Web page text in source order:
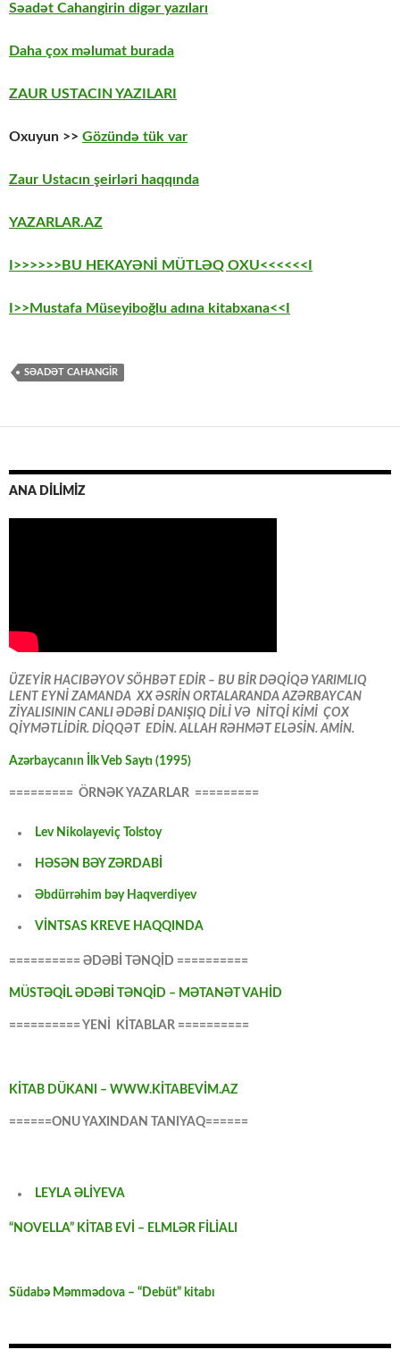
Səadət Cahangirin digər yazıları
Daha çox məlumat burada
ZAUR USTACIN YAZILARI
Oxuyun >> Gözündə tük var
Zaur Ustacın şeirləri haqqında
YAZARLAR.AZ
I>>>>>>BU HEKAYƏNİ MÜTLƏQ OXU<<<<<<I
I>>Mustafa Müseyiboğlu adına kitabxana<<I
SƏADƏT CAHANGIR
ANA DİLİMİZ
ÜZEYİR HACIBƏYOV SÖHBƏT EDİR – BU BİR DƏQİQƏ YARIMLIQ
LENT EYNİ ZAMANDA XX ƏSRİN ORTALARANDA AZƏRBAYCAN
ZİYALISININ CANLI ƏDƏBİ DANIŞIQ DİLİ VƏ NİTQİ KİMİ ÇOX
QİYMƏTLİDİR. DİQQƏT EDİN. ALLAH RƏHMƏT ELƏSİN. AMİN.
Azərbaycanın İlk Veb Saytı (1995)
========= ÖRNƏK YAZARLAR =========
Lev Nikolayeviç Tolstoy
HƏSƏN BƏY ZƏRDABİ
Əbdürrəhim bəy Haqverdiyev
VİNTSAS KREVE HAQQINDA
========== ƏDƏBİ TƏNQİD ==========
MÜSTƏQİL ƏDƏBİ TƏNQİD – MƏTANƏT VAHİD
========== YENİ KİTABLAR ==========
KİTAB DÜKANI – WWW.KİTABEVİM.AZ
======ONU YAXINDAN TANIYAQ======
LEYLA ƏLİYEVA
“NOVELLA” KİTAB EVİ – ELMLƏR FİLİALI
Südabə Məmmədova – “Debüt” kitabı